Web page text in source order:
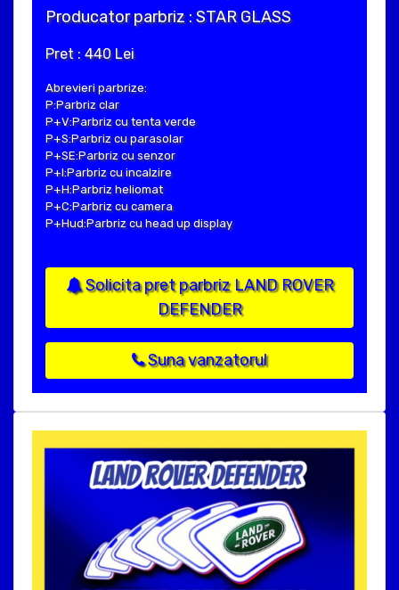
Producator parbriz : STAR GLASS
Pret : 440 Lei
Abrevieri parbrize:
P:Parbriz clar
P+V:Parbriz cu tenta verde
P+S:Parbriz cu parasolar
P+SE:Parbriz cu senzor
P+I:Parbriz cu incalzire
P+H:Parbriz heliomat
P+C:Parbriz cu camera
P+Hud:Parbriz cu head up display
Solicita pret parbriz LAND ROVER
DEFENDER
Suna vanzatorul